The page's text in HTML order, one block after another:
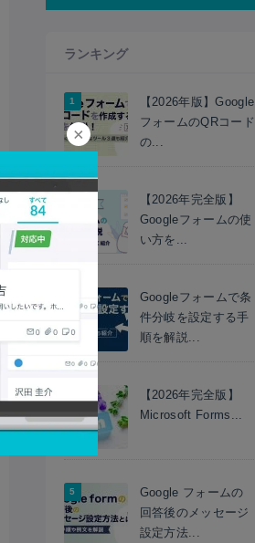
ランキング
【2026年版】Google
フォームのQRコード
の...
【2026年完全版】
Googleフォームの使
い方を...
Googleフォームで条
件分岐を設定する手
順を解説...
【2026年完全版】
Microsoft Forms...
Google フォームの
回答後のメッセージ
設定方法...
×